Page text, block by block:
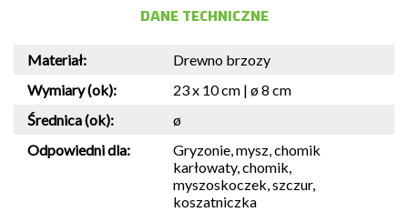
DANE TECHNICZNE
Materiał:
Drewno brzozy
Wymiary (ok):
23 x 10 cm | ø 8 cm
Średnica (ok):
ø
Odpowiedni dla:
Gryzonie, mysz, chomik
karłowaty, chomik,
myszoskoczek, szczur,
koszatniczka